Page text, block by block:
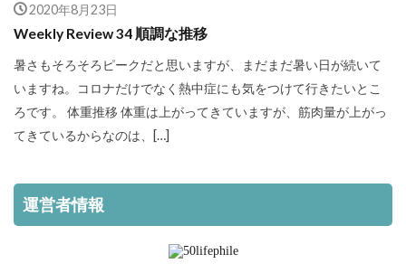
2020年8月23日
Weekly Review 34 順調な推移
暑さもそろそろピークだと思いますが、まだまだ暑い日が続いて
いますね。コロナだけでなく熱中症にも気をつけて行きたいとこ
ろです。 体重推移 体重は上がってきていますが、筋肉量が上がっ
てきているからなのは、[…]
運営者情報